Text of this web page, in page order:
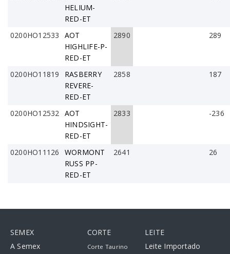
HELIUM-
RED-ET
0200HO12533
AOT
HIGHLIFE-P-
RED-ET
2890 289
0200HO11819
RASBERRY
REVERE-
RED-ET
2858 187
0200HO12532 AOT
HINDSIGHT-
RED-ET
2833 -236
0200HO11126
WORMONT
RUSS PP-
RED-ET
2641 26
SEMEX
A Semex
CORTE
Corte Taurino
LEITE
Leite Importado